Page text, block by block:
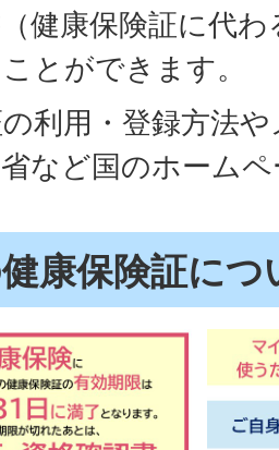
健康保険証に代
とができます。
利用・登録方法
など国のホーム
康保険証につ